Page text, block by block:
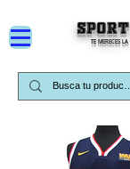
TE MERECES